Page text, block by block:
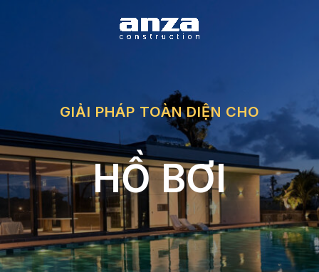
GIẢI PHÁP TOÀN DIỆN CHO
HỒ BƠI